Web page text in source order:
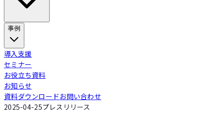
Loglass 経営管理
Loglass 人員計画
Loglass 設備投資計画
事例
導入事例
導入支援
セミナー
お役立ち資料
お知らせ
資料ダウンロードお問い合わせ
2025-04-25プレスリリース